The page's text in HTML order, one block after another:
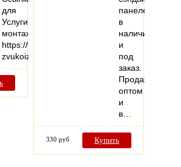
для
Услуги
монтажа:
https://vezuteplo.ru/montazh-
zvukoizoliatsii/
панелей
в
наличии
и
под
заказ.
Продажа
оптом
и
в…
330 руб Купить